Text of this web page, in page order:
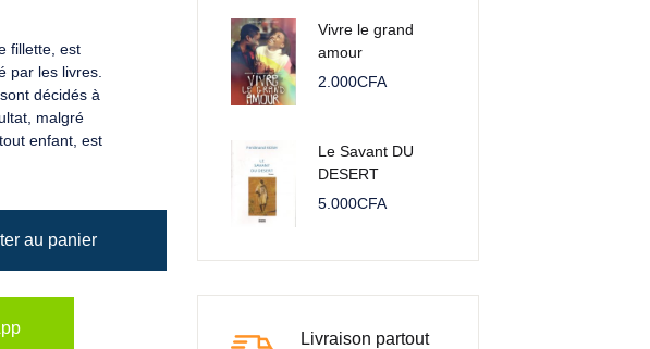
fillette, est
par les livres.
décidés à
malgré
enfant, est
au panier
Vivre le grand
amour
2.000CFA
Le Savant DU
DESERT
5.000CFA
Livraison partout